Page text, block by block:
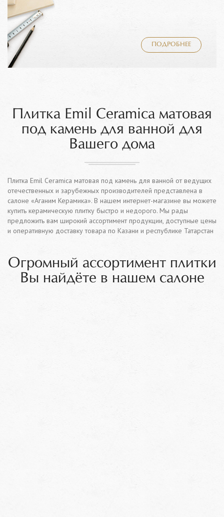
ПОДРОБНЕЕ
Плитка Emil Ceramica матовая
под камень для ванной для
Вашего дома
Плитка Emil Ceramica матовая под камень для ванной от ведущих
отечественных и зарубежных производителей представлена в
салоне «Аганим Керамика». В нашем интернет-магазине вы можете
купить керамическую плитку быстро и недорого. Мы рады
предложить вам широкий ассортимент продукции, доступные цены
и оперативную доставку товара по Казани и республике Татарстан
Огромный ассортимент плитки
Вы найдёте в нашем салоне